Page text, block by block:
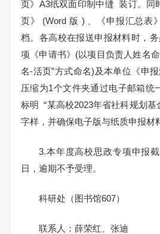
页》A3纸双面印制中缝 装订。同
页》 (Word 版 ) 、《申报汇总表
档。各高校在报送申报材料时，
项《申请书》(以项目负责人姓名
名-活页”方式命名)及本单位《申
压缩为1个文件夹通过电子邮箱统
标明 “某高校2023年省社科规划基
字样，并确保电子版与纸质申报材
3.本年度高校思政专项申报
日，逾期不予受理。
科研处（图书馆607）
联系人：薛荣红、张迪